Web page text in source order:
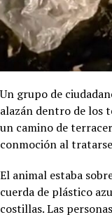
Un grupo de
alazán dentro de los
un camino de
conmoción al
El animal estaba
cuerda de plástico
costillas. Las